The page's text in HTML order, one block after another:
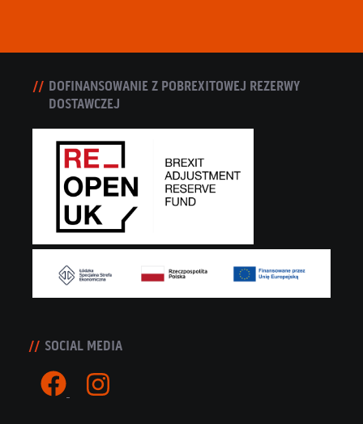
DOFINANSOWANIE Z POBREXITOWEJ REZERWY
DOSTAWCZEJ
SOCIAL MEDIA